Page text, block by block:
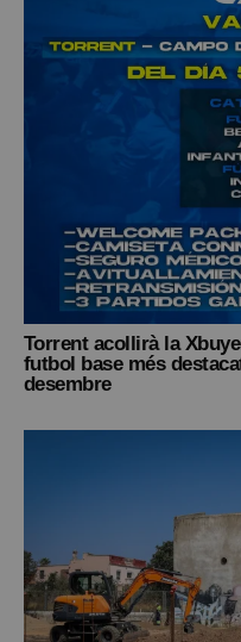
Torrent acollirà la
futbol base més
desembre